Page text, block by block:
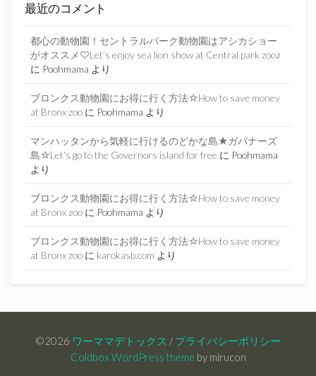
最近のコメント
都心の動物園！セントラルパーク動物園はアシカショー
がオススメ♡Let’s enjoy sea lion show at Central park zoo♪
に Poohmama より
ブロンクス動物園にお得に行く方法☆How to save money
at Bronx zoo に Poohmama より
マンハッタンから気軽に行けるのどかな島★ガバナーズ
島☆Let’s go to the Governors island for free に Poohmama
より
ブロンクス動物園にお得に行く方法☆How to save money
at Bronx zoo に Poohmama より
ブロンクス動物園にお得に行く方法☆How to save money
at Bronx zoo に karokasb.com より
©2026 ワーママデトックス / プライバシーポリシー
Coldbox WordPress theme by mirucon